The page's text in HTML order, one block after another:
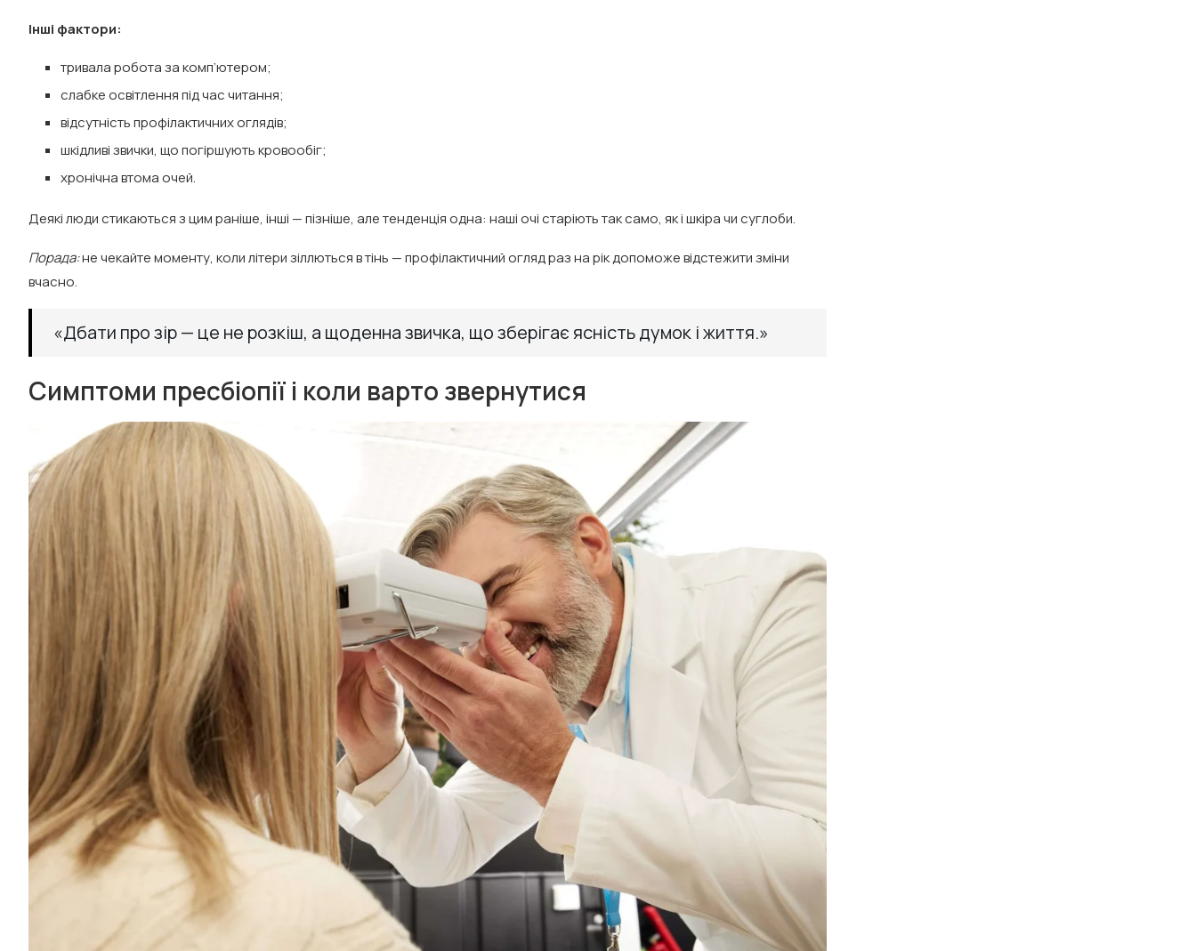
Інші фактори:
тривала робота за комп’ютером;
слабке освітлення під час читання;
відсутність профілактичних оглядів;
шкідливі звички, що погіршують кровообіг;
хронічна втома очей.
Деякі люди стикаються з цим раніше, інші — пізніше, але тенденція одна: наші очі старіють так само, як і шкіра чи суглоби.
Порада:не чекайте моменту, коли літери зіллються в тінь — профілактичний огляд раз на рік допоможе відстежити зміни
вчасно.
«Дбати про зір — це не розкіш, а щоденна звичка, що зберігає ясність думок і життя.»
Симптоми пресбіопії і коли варто звернутися